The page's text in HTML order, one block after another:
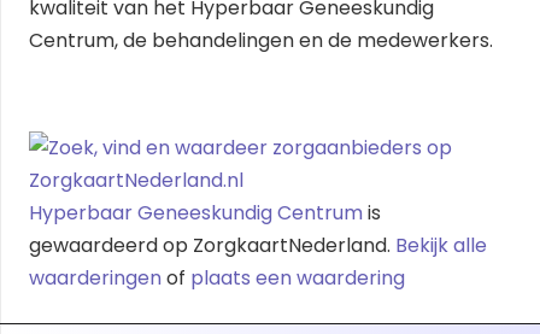
kwaliteit van het Hyperbaar Geneeskundig
Centrum, de behandelingen en de medewerkers.
Hyperbaar Geneeskundig Centrum is
gewaardeerd op ZorgkaartNederland. Bekijk alle
waarderingen of plaats een waardering